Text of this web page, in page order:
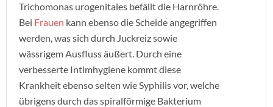
Trichomonas urogenitales befällt die Harnröhre.
Bei Frauen kann ebenso die Scheide angegriffen
werden, was sich durch Juckreiz sowie
wässrigem Ausfluss äußert. Durch eine
verbesserte Intimhygiene kommt diese
Krankheit ebenso selten wie Syphilis vor, welche
übrigens durch das spiralförmige Bakterium